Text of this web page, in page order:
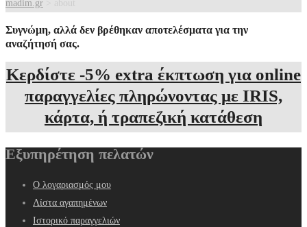
madim.gr about
Συγνώμη, αλλά δεν βρέθηκαν αποτελέσματα για την
αναζήτησή σας.
Κερδίστε -5% extra έκπτωση για online
παραγγελίες πληρώνοντας με IRIS,
κάρτα, ή τραπεζική κατάθεση
Εξυπηρέτηση πελατών
Ο λογαριασμός μου
Λίστα αγαπημένων
Ιστορικό παραγγελιών